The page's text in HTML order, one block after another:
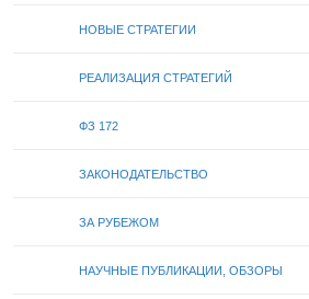
НОВЫЕ СТРАТЕГИИ
РЕАЛИЗАЦИЯ СТРАТЕГИЙ
ФЗ 172
ЗАКОНОДАТЕЛЬСТВО
ЗА РУБЕЖОМ
НАУЧНЫЕ ПУБЛИКАЦИИ, ОБЗОРЫ